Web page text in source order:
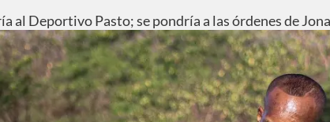
al Deportivo Pasto; se pondría a las órdenes de